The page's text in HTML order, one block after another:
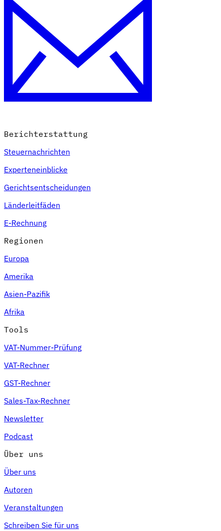
Berichterstattung
Steuernachrichten
Experteneinblicke
Gerichtsentscheidungen
Länderleitfäden
E-Rechnung
Regionen
Europa
Amerika
Asien-Pazifik
Afrika
Tools
VAT-Nummer-Prüfung
VAT-Rechner
GST-Rechner
Sales-Tax-Rechner
Newsletter
Podcast
Über uns
Über uns
Autoren
Veranstaltungen
Schreiben Sie für uns